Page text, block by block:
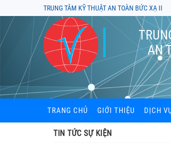
TRUNG TÂM KỸ THUẬT AN TOÀN BỨC XẠ II
AN
TRANG CHỦ
GIỚI THIỆU DỊCH
TIN TỨC SỰ KIỆN